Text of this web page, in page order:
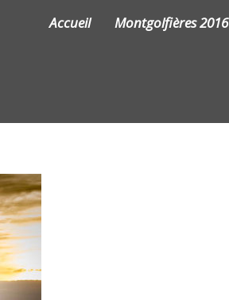
Accueil Montgolfières 2016